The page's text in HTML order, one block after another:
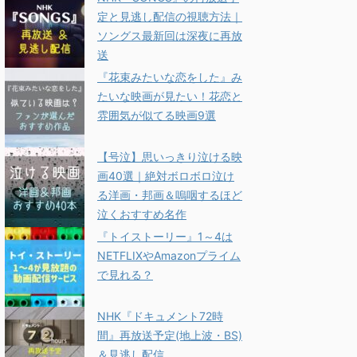
定と見逃し配信の視聴方法｜
ソングス最新回は深夜に再放
送
『花束みたいな恋をした』み
たいな映画が見たい！花恋と
雰囲気が似てる映画9選
【号泣】思いっきり泣ける映
画40選｜絶対ボロボロ泣け
る洋画・邦画＆嗚咽するほど
泣くおすすめ名作
『トイストーリー』1～4は
NETFLIXやAmazonプライム
で見れる？
NHK『ドキュメント72時
間』再放送予定(地上波・BS)
＆見逃し配信